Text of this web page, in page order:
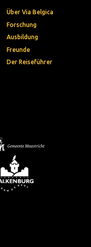
Über Via Belgica
Forschung
Ausbildung
Freunde
Der Reiseführer